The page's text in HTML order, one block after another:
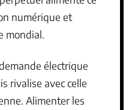
numérique et
mondial.
électrique
rivalise avec celle
Alimenter les